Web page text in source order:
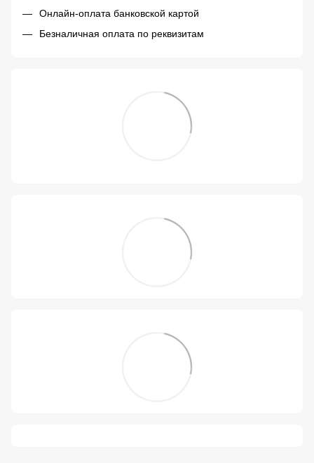
Онлайн-оплата банковской картой
Безналичная оплата по реквизитам